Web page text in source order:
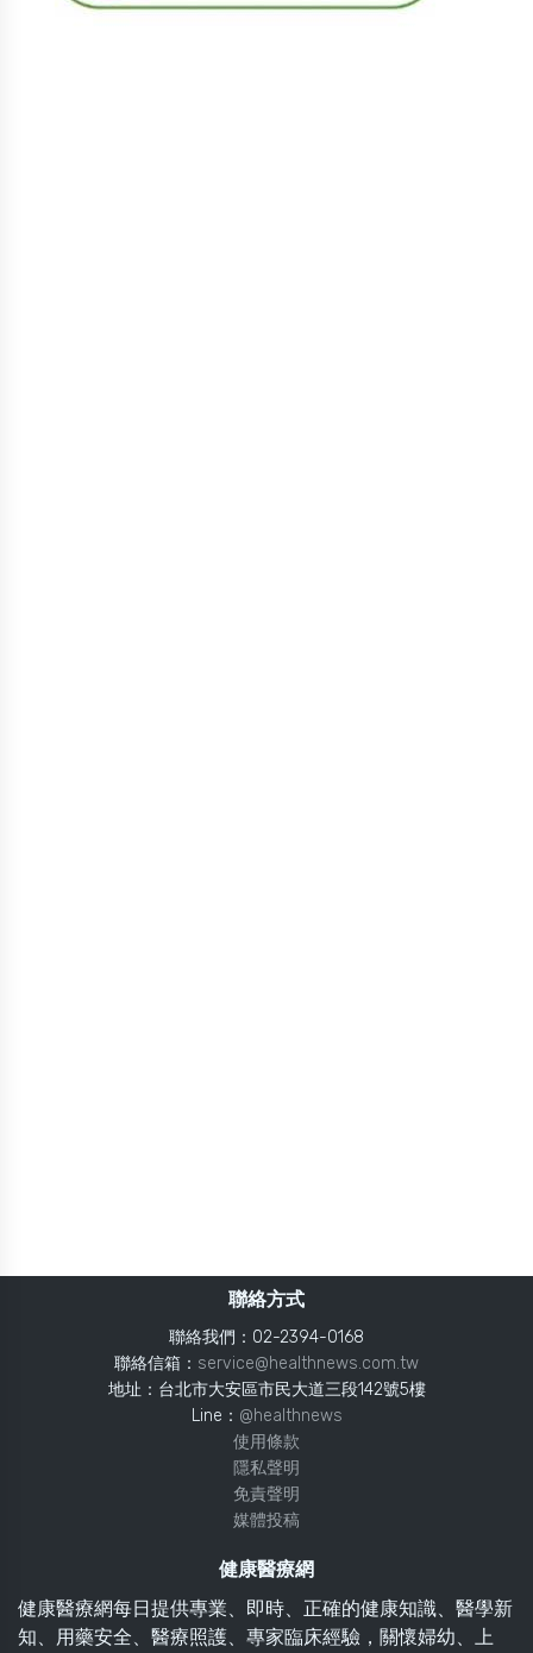
聯絡方式
聯絡我們：02-2394-0168
聯絡信箱： service@healthnews.com.tw
地址：台北市大安區市民大道三段142號5樓
Line： @healthnews
使用條款
隱私聲明
免責聲明
媒體投稿
健康醫療網
健康醫療網每日提供專業、即時、正確的健康知識、醫學新
知、用藥安全、醫療照護、專家臨床經驗，關懷婦幼、上